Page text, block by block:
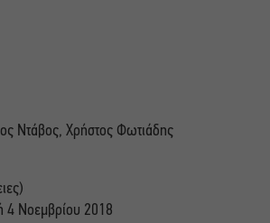
Ντάβος, Χρήστος Φωτιάδης
4 Νοεμβρίου 2018